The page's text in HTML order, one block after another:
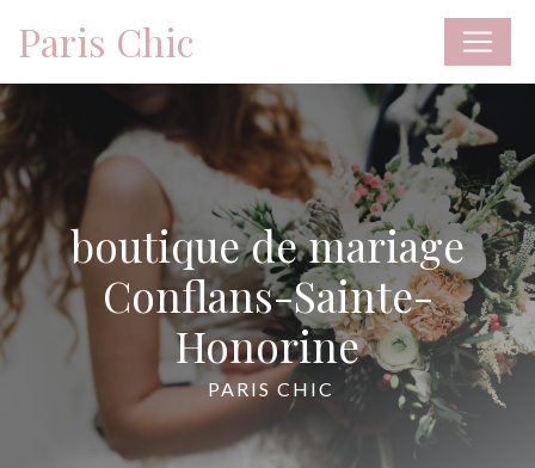
Paris Chic
boutique de mariage
Conflans-Sainte-
Honorine
PARIS CHIC